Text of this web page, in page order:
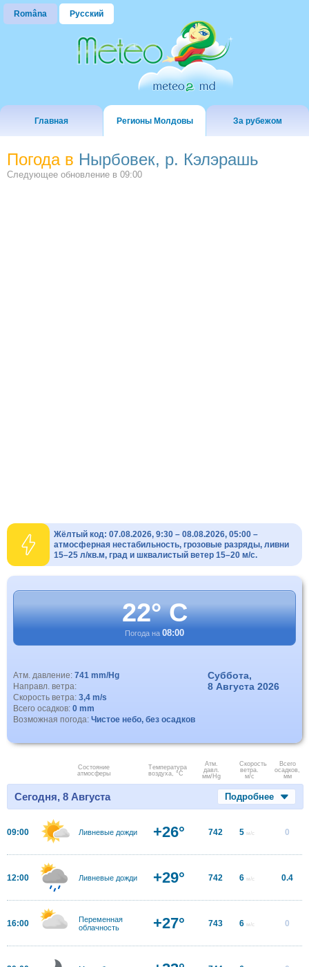
Româna Русский
Главная Регионы Молдовы За рубежом
Погода в Hырбовек, р. Кэлэрашь
Следующее обновление в 09:00
Жёлтый код: 07.08.2026, 9:30 – 08.08.2026, 05:00 –
атмосферная нестабильность, грозовые разряды, ливни
15–25 л/кв.м, град и шквалистый ветер 15–20 м/с.
22° C
Погода на 08:00
Атм. давление: 741 mm/Hg
Направл. ветра:
Скорость ветра: 3,4 m/s
Всего осадков: 0 mm
Возможная погода: Чистое небо, без осадков
Суббота,
8 Августа 2026
Состояние
атмосферы
Температура
воздуха, °C
Атм.
давл.
мм/Hg
Скорость
ветра.
м/с
Всего
осадков,
мм
Сегодня, 8 Августа Подробнее
09:00 Ливневые дожди +26° 742 5 м/с 0
12:00 Ливневые дожди +29° 742 6 м/с 0.4
16:00
Переменная
облачность
+27° 743 6 м/с 0